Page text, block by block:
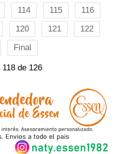
114 115
116
120 121
122
Final
118 de 126